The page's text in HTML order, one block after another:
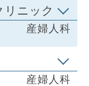
ニック
産婦人科
産婦人科